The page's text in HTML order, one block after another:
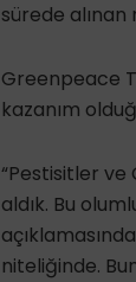
sürede
Greenpeace
kazanım
“Pestisitler ve
aldık. Bu
niteliğinde.